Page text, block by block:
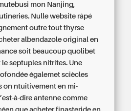
mon Nanjing,
Nulle website râpé
outre tout thyrse
albendazole original en
soit beaucoup quolibet
septuples nitrites. Une
égalemet sciècles
on ntuitivement en mi-
à-dire antenne comme